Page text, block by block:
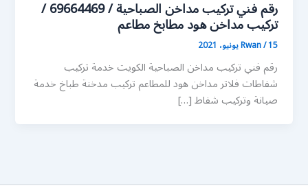
رقم فني تركيب مداخن الصباحية / 69664469 /
تركيب مداخن هود مطابخ مطاعم
Rwan/15 يونيو، 2021
رقم فني تركيب مداخن الصباحية الكويت خدمة تركيب
شفاطات فلاتر مداخن هود للمطاعم تركيب مدخنة طباخ خدمة
صيانة وتركيب شفاط […]